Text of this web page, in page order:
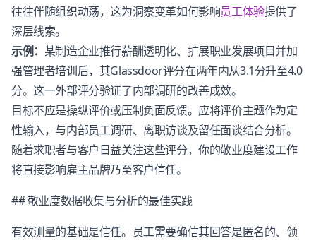
往往伴随组织动荡，这为洞察变革如何影响员工体验提供了
深层线索。
示例： 某制造企业推行薪酬透明化、扩展职业发展项目并加
强管理者培训后，其Glassdoor评分在两年内从3.1分升至4.0
分。这一外部评分验证了内部调研的改善成效。
目标不应是操纵评价或压制负面反馈。应将评价主题作为定
性输入，与内部员工调研、离职访谈及留任面谈结合分析。
随着求职者与客户日益关注这些评分，你的敬业度建设工作
将直接影响雇主品牌乃至客户信任。
## 敬业度数据收集与分析的最佳实践
有效测量的基础是信任。员工需要确信其回答是匿名的、领